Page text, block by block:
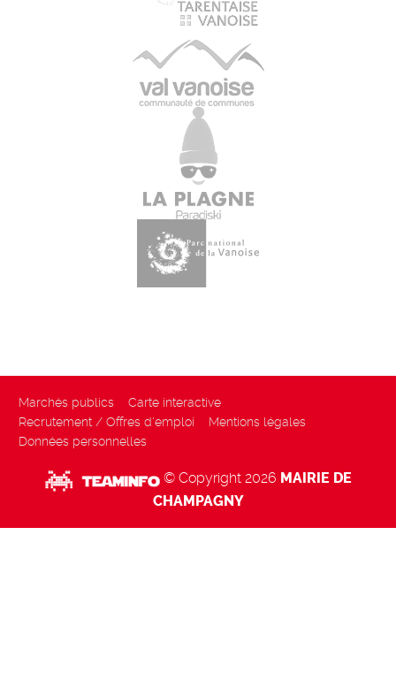
Marchés publics
Carte interactive
Recrutement / Offres d'emploi
Mentions légales
Données personnelles
© Copyright 2026 MAIRIE DE
CHAMPAGNY